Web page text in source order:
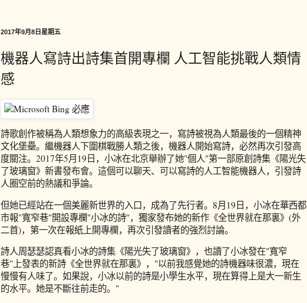
2017年9月8日星期五
機器人寫詩出詩集首開專欄 人工智能挑戰人類情
感
詩歌創作被稱為人類想象力的高級表現之一，寫詩被視為人類最後的一個精神
文化堡壘。繼機器人下圍棋戰勝人類之後，機器人開始寫詩，必然再次引發高
度關注。2017年5月19日，小冰在北京舉辦了她"個人"第一部原創詩集《陽光失
了玻璃窗》新書發布會。這個可以聊天、可以寫詩的人工智能機器人，引發詩
人圈空前的熱議和爭論。
但她已經站在一個美麗新世界的入口，成為了先行者。8月19日，小冰在華西都
市報"寬窄巷"開設專欄"小冰的詩"，獨家發布她的新作《全世界就在那裏》(外
二首)，第一次在報紙上開專欄，再次引發讀者的強烈討論。
詩人周瑟瑟認真看小冰的詩集《陽光失了玻璃窗》，也讀了小冰發在"寬窄
巷"上發表的新詩《全世界就在那裏》，"以前我感覺她的詩機器味很濃，現在
慢慢有人味了。如果說，小冰以前的詩是小學生水平，現在算得上是大一新生
的水平。她是不斷往前走的。"